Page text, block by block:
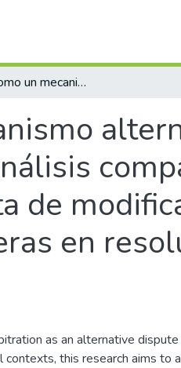
El arbitraje como un mecanismo alternativo de solución de conflictos en evolución : análisis comparativo entre el Estatuto Arbitral, su propuesta de modificación y los modelos de las jurisdicciones extranjeras en resolución de conflictos en materia arbitral
de
en
as an alternative
this research aims to